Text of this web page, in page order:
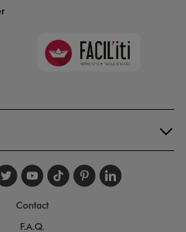
Faciliti
nous sur
nous sur
Suivez-nous sur
Suivez-nous
Suivez-nous
Suivez-
Contact
F.A.Q.